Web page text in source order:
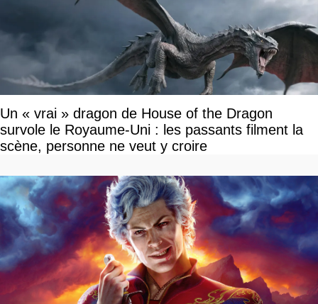
Un « vrai » dragon de House of the Dragon
survole le Royaume-Uni : les passants filment la
scène, personne ne veut y croire